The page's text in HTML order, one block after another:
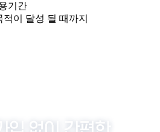
기간
이 달성 될 때까지